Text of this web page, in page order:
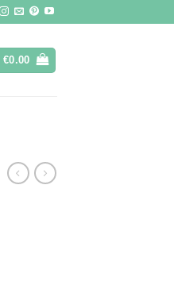
€0.00